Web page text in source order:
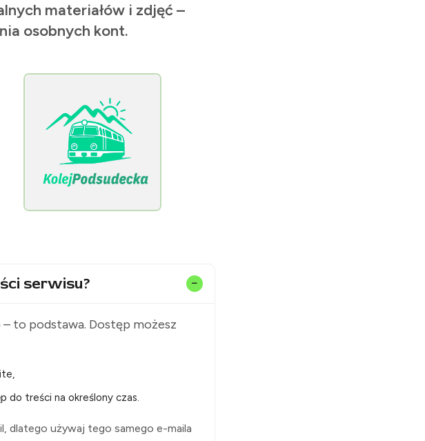
materiałów i zdjęć –
osobnych kont.
serwisu?
to podstawa. Dostęp możesz
do treści na określony czas.
dlatego używaj tego samego e-maila